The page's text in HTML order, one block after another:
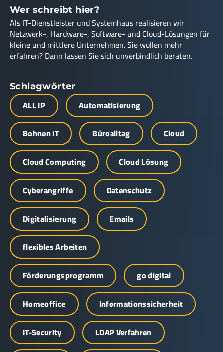
Wer schreibt hier?
Als IT-Dienstleister und Systemhaus realisieren wir
Netzwerk-, Hardware-, Software- und Cloud-Lösungen für
kleine und mittlere Unternehmen. Sie wollen mehr
erfahren? Dann lassen Sie sich unverbindlich beraten.
Schlagwörter
ALL IP
Automatisierung
Bohnen IT
Büroalltag
Cloud
Cloud Computing
Cloud Lösung
Cyberangriffe
Datenschutz
Digitalisierung
Emails
flexibles Arbeiten
Förderungsprogramm
go digital
Homeoffice
Informationssicherheit
IT-Security
LDAP Verfahren